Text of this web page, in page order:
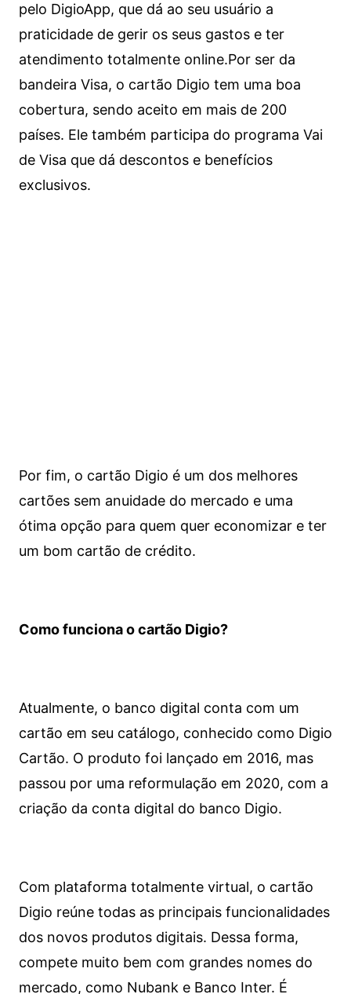
pelo DigioApp, que dá ao seu usuário a
praticidade de gerir os seus gastos e ter
atendimento totalmente online.Por ser da
bandeira Visa, o cartão Digio tem uma boa
cobertura, sendo aceito em mais de 200
países. Ele também participa do programa Vai
de Visa que dá descontos e benefícios
exclusivos.
Por fim, o cartão Digio é um dos melhores
cartões sem anuidade do mercado e uma
ótima opção para quem quer economizar e ter
um bom cartão de crédito.
Como funciona o cartão Digio?
Atualmente, o banco digital conta com um
cartão em seu catálogo, conhecido como Digio
Cartão. O produto foi lançado em 2016, mas
passou por uma reformulação em 2020, com a
criação da conta digital do banco Digio.
Com plataforma totalmente virtual, o cartão
Digio reúne todas as principais funcionalidades
dos novos produtos digitais. Dessa forma,
compete muito bem com grandes nomes do
mercado, como Nubank e Banco Inter. É